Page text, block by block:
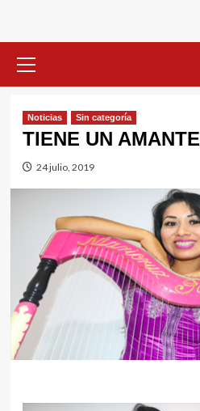
primario
Noticias Sin categorí­a
TIENE UN AMANTE
24 julio, 2019